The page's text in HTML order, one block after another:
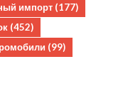
импорт (177)
(452)
(99)